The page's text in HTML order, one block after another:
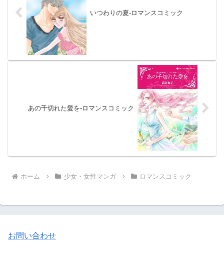
いつわりの夏-ロマンスコミック
あの千切れた愛を-ロマンスコミック
ホーム 少女・女性マンガ ロマンスコミック
お問い合わせ